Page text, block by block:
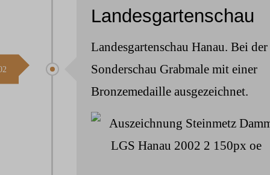
Landesgartenschau
Landesgartenschau Hanau. Bei der
Sonderschau Grabmale mit einer
Bronzemedaille ausgezeichnet.